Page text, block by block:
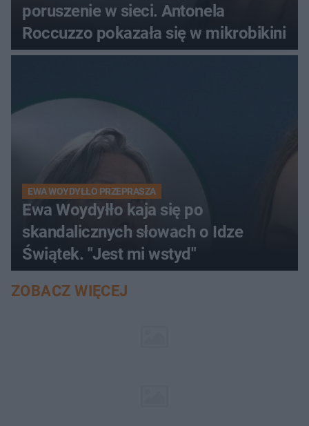
poruszenie w sieci. Antonela
Roccuzzo pokazała się w mikrobikini
EWA WOYDYŁŁO PRZEPRASZA
Ewa Woydyłło kaja się po
skandalicznych słowach o Idze
Świątek. "Jest mi wstyd"
ZOBACZ WIĘCEJ